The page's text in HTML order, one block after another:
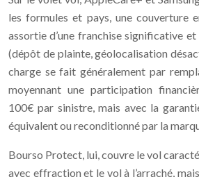
les formules et pays, une couverture
assortie d’une franchise significative
(dépôt de plainte, géolocalisation
charge se fait généralement par
moyennant une participation
100€ par sinistre, mais avec la
équivalent ou reconditionné par la
Bourso Protect, lui, couvre le vol
avec effraction et le vol à l’arraché,